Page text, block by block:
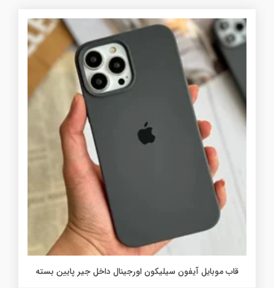
قاب موبایل آیفون سیلیکون اورجینال داخل جیر پایین بسته